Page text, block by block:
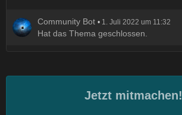
Community Bot 1. Juli 2022 um 11:32
Hat das Thema geschlossen.
Jetzt mitmachen!